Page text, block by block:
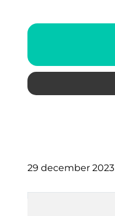
29 december 2023